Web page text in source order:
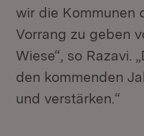
wir die Kommunen
Vorrang zu geben
Wiese“, so Razavi.
den kommenden
und verstärken.“